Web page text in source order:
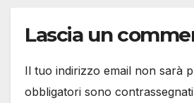
Lascia un
Il tuo indirizzo email non sarà
obbligatori sono contrassegnati